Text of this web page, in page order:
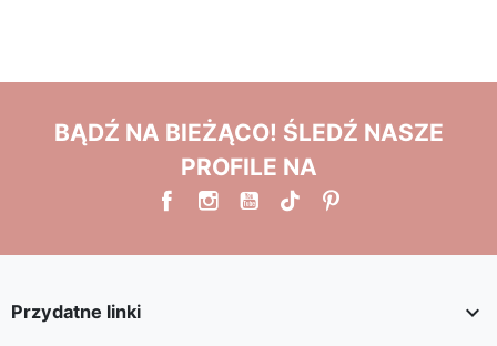
BĄDŹ NA BIEŻĄCO! ŚLEDŹ NASZE
PROFILE NA
Przydatne linki 